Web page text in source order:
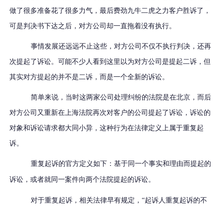
做了很多准备花了很多力气，最后费劲九牛二虎之力客户胜诉了，
可是判决书下达之后，对方公司却一直拖着没有执行。
事情发展还远远不止这些，对方公司不仅不执行判决，还再
次提起了诉讼。可能不少人看到这里以为对方公司是提起二诉，但
其实对方提起的并不是二诉，而是一个全新的诉讼。
简单来说，当时这两家公司处理纠纷的法院是在北京，而后
对方公司又重新在上海法院再次对客户的公司提起了诉讼，诉讼的
对象和诉讼请求都大同小异，这种行为在法律定义上属于重复起
诉。
重复起诉的官方定义如下：基于同一个事实和理由而提起的
诉讼，或者就同一案件向两个法院提起的诉讼。
对于重复起诉，相关法律早有规定，“起诉人重复起诉的不